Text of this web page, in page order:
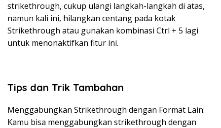
strikethrough, cukup ulangi langkah-langkah di atas,
namun kali ini, hilangkan centang pada kotak
Strikethrough atau gunakan kombinasi Ctrl + 5 lagi
untuk menonaktifkan fitur ini.
Tips dan Trik Tambahan
Menggabungkan Strikethrough dengan Format Lain:
Kamu bisa menggabungkan strikethrough dengan